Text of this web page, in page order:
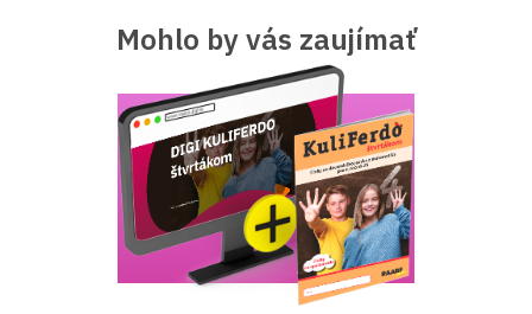
Mohlo by vás zaujímať